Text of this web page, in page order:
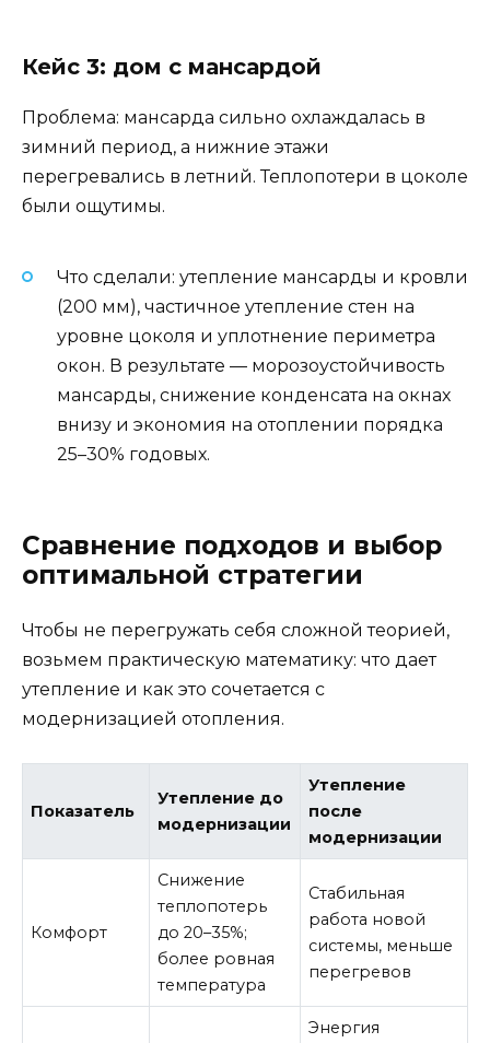
Кейс 3: дом с мансардой
Проблема: мансарда сильно охлаждалась в
зимний период, а нижние этажи
перегревались в летний. Теплопотери в цоколе
были ощутимы.
Что сделали: утепление мансарды и кровли
(200 мм), частичное утепление стен на
уровне цоколя и уплотнение периметра
окон. В результате — морозоустойчивость
мансарды, снижение конденсата на окнах
внизу и экономия на отоплении порядка
25–30% годовых.
Сравнение подходов и выбор
оптимальной стратегии
Чтобы не перегружать себя сложной теорией,
возьмем практическую математику: что дает
утепление и как это сочетается с
модернизацией отопления.
Показатель
Утепление до
модернизации
Утепление
после
модернизации
Комфорт
Снижение
теплопотерь
до 20–35%;
более ровная
температура
Стабильная
работа новой
системы, меньше
перегревов
Энергия